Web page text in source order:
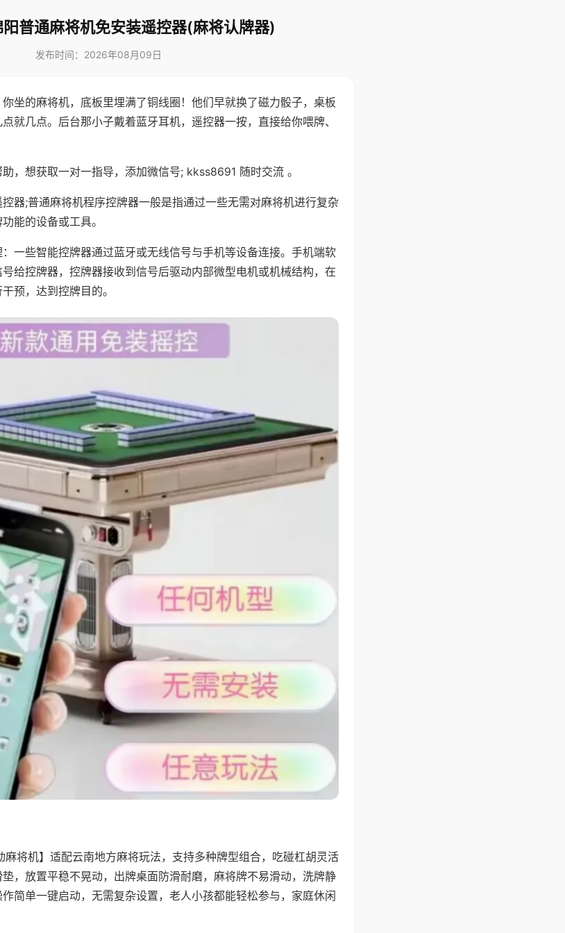
普通麻将机免安装遥控器(麻将认牌器)
发布时间：2026年08月09日
坐的麻将机，底板里埋满了铜线圈！他们早就换了磁力骰子，桌板
就几点。后台那小子戴着蓝牙耳机，遥控器一按，直接给你喂牌、
，想获取一对一指导，添加微信号; kkss8691 随时交流 。
器;普通麻将机程序控牌器一般是指通过一些无需对麻将机进行复杂
能的设备或工具。
一些智能控牌器通过蓝牙或无线信号与手机等设备连接。手机端软
给控牌器，控牌器接收到信号后驱动内部微型电机或机械结构，在
预，达到控牌目的。
麻将机】适配云南地方麻将玩法，支持多种牌型组合，吃碰杠胡灵活
，放置平稳不晃动，出牌桌面防滑耐磨，麻将牌不易滑动，洗牌静
简单一键启动，无需复杂设置，老人小孩都能轻松参与，家庭休闲